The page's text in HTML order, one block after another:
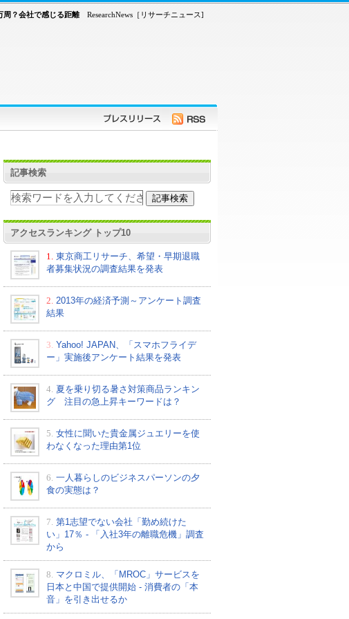
ResearchNews［リサーチニュース]
周？会社で感じる距離
記事検索
アクセスランキング トップ10
1.
東京商工リサーチ、希望・早期退職
者募集状況の調査結果を発表
2. 2013年の経済予測～アンケート調査
結果
3. Yahoo! JAPAN、「スマホフライデ
ー」実施後アンケート結果を発表
4. 夏を乗り切る暑さ対策商品ランキン
グ 注目の急上昇キーワードは？
5. 女性に聞いた貴金属ジュエリーを使
わなくなった理由第1位
6. 一人暮らしのビジネスパーソンの夕
食の実態は？
7. 第1志望でない会社「勤め続けた
い」17％ - 「入社3年の離職危機」調査
から
8. マクロミル、「MROC」サービスを
日本と中国で提供開始 - 消費者の「本
音」を引き出せるか